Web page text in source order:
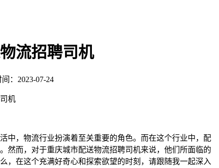
流招聘司机
：2023-07-24
机
中，物流行业扮演着至关重要的角色。而在这个行业中，配
然而，对于重庆城市配送物流招聘司机来说，他们所面临的
，在这个充满好奇心和探索欲望的时刻，请跟随我一起深入